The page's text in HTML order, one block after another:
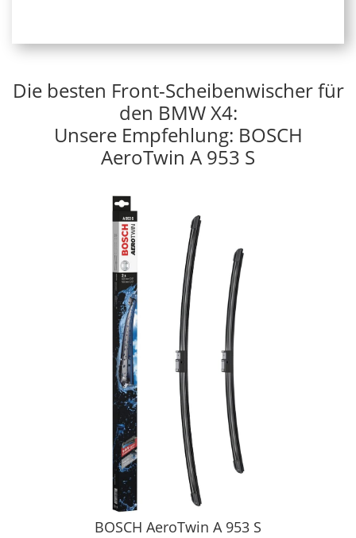
Die besten Front-Scheibenwischer für
den BMW X4:
Unsere Empfehlung: BOSCH
AeroTwin A 953 S
BOSCH AeroTwin A 953 S